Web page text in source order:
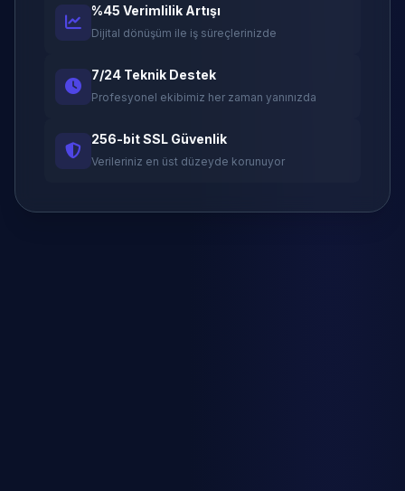
%45 Verimlilik Artışı
Dijital dönüşüm ile iş süreçlerinizde
7/24 Teknik Destek
Profesyonel ekibimiz her zaman yanınızda
256-bit SSL Güvenlik
Verileriniz en üst düzeyde korunuyor